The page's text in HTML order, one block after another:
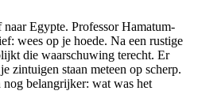
Egypte. Professor Hamatum-
wees op je hoede. Na een rustige
die waarschuwing terecht. Er
zintuigen staan meteen op scherp.
nog belangrijker: wat was het